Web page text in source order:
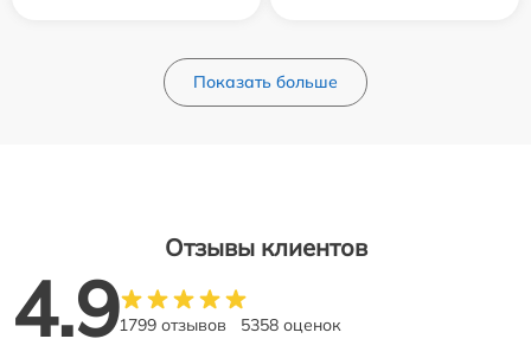
Показать больше
Отзывы клиентов
4.91799 отзывов 5358 оценок